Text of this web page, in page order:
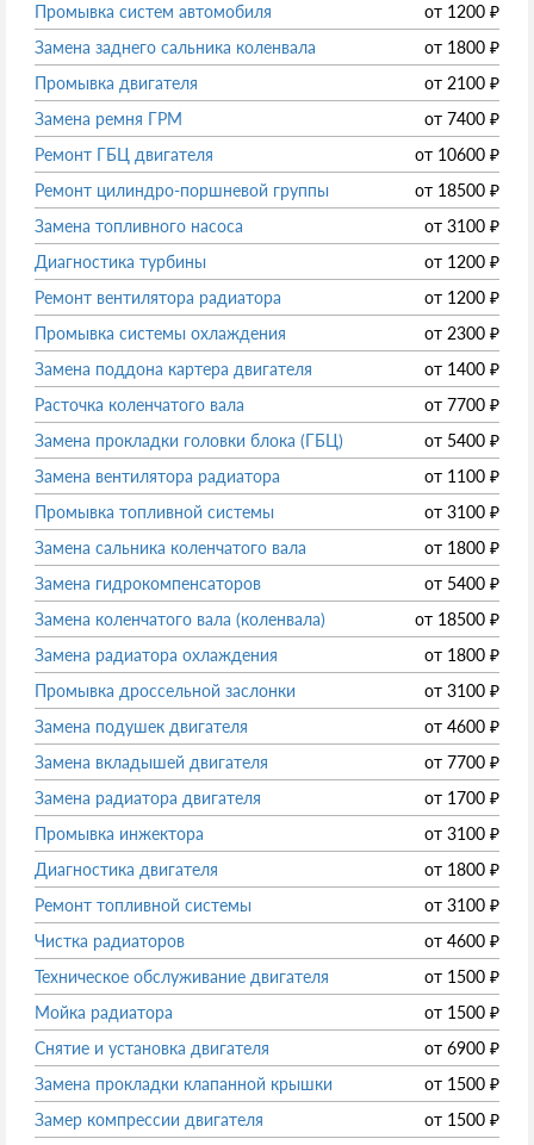
Промывка систем автомобиля
от 1200 ₽
Замена заднего сальника коленвала
от 1800 ₽
Промывка двигателя
от 2100 ₽
Замена ремня ГРМ
от 7400 ₽
Ремонт ГБЦ двигателя
от 10600 ₽
Ремонт цилиндро-поршневой группы
от 18500 ₽
Замена топливного насоса
от 3100 ₽
Диагностика турбины
от 1200 ₽
Ремонт вентилятора радиатора
от 1200 ₽
Промывка системы охлаждения
от 2300 ₽
Замена поддона картера двигателя
от 1400 ₽
Расточка коленчатого вала
от 7700 ₽
Замена прокладки головки блока (ГБЦ)
от 5400 ₽
Замена вентилятора радиатора
от 1100 ₽
Промывка топливной системы
от 3100 ₽
Замена сальника коленчатого вала
от 1800 ₽
Замена гидрокомпенсаторов
от 5400 ₽
Замена коленчатого вала (коленвала)
от 18500 ₽
Замена радиатора охлаждения
от 1800 ₽
Промывка дроссельной заслонки
от 3100 ₽
Замена подушек двигателя
от 4600 ₽
Замена вкладышей двигателя
от 7700 ₽
Замена радиатора двигателя
от 1700 ₽
Промывка инжектора
от 3100 ₽
Диагностика двигателя
от 1800 ₽
Ремонт топливной системы
от 3100 ₽
Чистка радиаторов
от 4600 ₽
Техническое обслуживание двигателя
от 1500 ₽
Мойка радиатора
от 1500 ₽
Снятие и установка двигателя
от 6900 ₽
Замена прокладки клапанной крышки
от 1500 ₽
Замер компрессии двигателя
от 1500 ₽